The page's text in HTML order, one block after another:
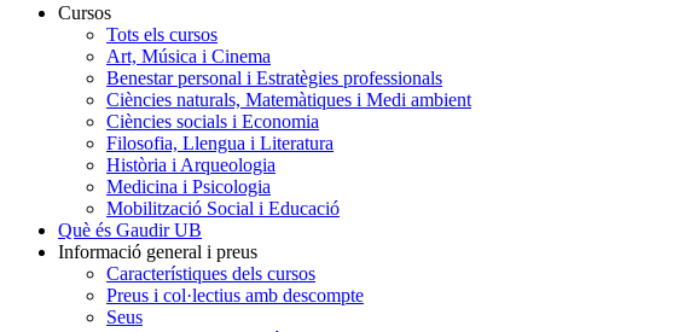
Navegación
principal
Gaudir
Cursos
Tots els cursos
Art, Música i Cinema
Benestar personal i Estratègies professionals
Ciències naturals, Matemàtiques i Medi ambient
Ciències socials i Economia
Filosofia, Llengua i Literatura
Història i Arqueologia
Medicina i Psicologia
Mobilització Social i Educació
Què és Gaudir UB
Informació general i preus
Característiques dels cursos
Preus i col·lectius amb descompte
Seus